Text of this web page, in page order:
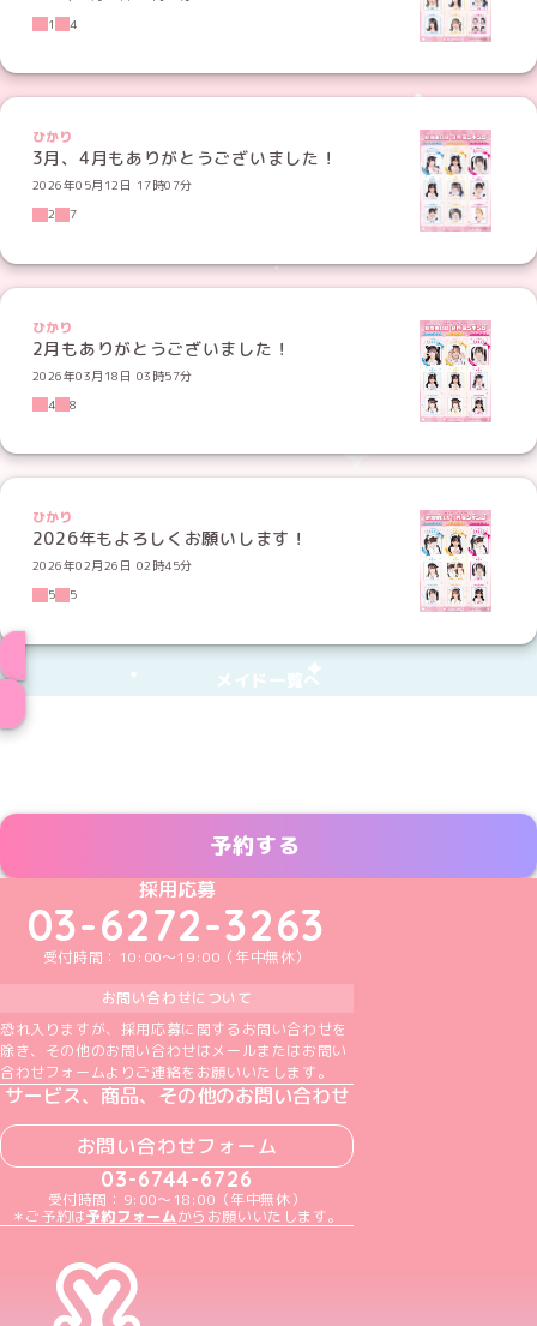
1
4
ひかり
3月、4月もありがとうございました！
2026年05月12日 17時07分
2
7
ひかり
2月もありがとうございました！
2026年03月18日 03時57分
4
8
ひかり
2026年もよろしくお願いします！
2026年02月26日 02時45分
5
5
メイド一覧へ
予約する
めいどりーみんTikTok公式アカウント
めいどりーみんX公式アカウント
めいどりーみんInstagram公式アカウント
めいどりーみんFacebook公式アカウン
めいどりーみんYouTube公式アカ
採用応募
03-6272-3263
受付時間：10:00～19:00（年中無休）
お問い合わせについて
恐れ入りますが、採用応募に関するお問い合わせを
除き、その他のお問い合わせはメールまたはお問い
合わせフォームよりご連絡をお願いいたします。
サービス、商品、その他のお問い合わせ
お問い合わせフォーム
03-6744-6726
受付時間：9:00～18:00（年中無休）
＊ご予約は予約フォームからお願いいたします。